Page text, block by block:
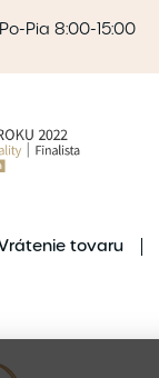
Po-Pia 8:00-15:00
tovaru